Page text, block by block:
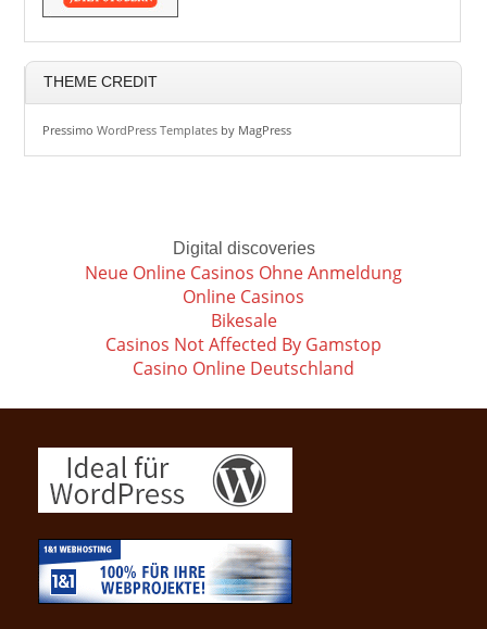
THEME CREDIT
PressimoWordPress Templates by MagPress
Digital discoveries
Neue Online Casinos Ohne Anmeldung
Online Casinos
Bikesale
Casinos Not Affected By Gamstop
Casino Online Deutschland